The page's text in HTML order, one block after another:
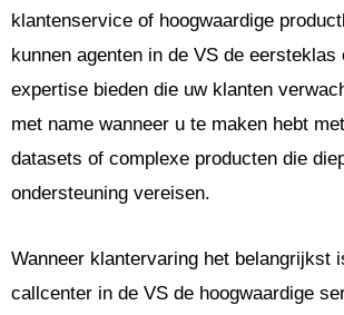
klantenservice of hoogwaardige
kunnen agenten in de VS de eersteklas
expertise bieden die uw klanten
met name wanneer u te maken hebt
datasets of complexe producten die
ondersteuning vereisen.
Wanneer klantervaring het belangrijkst
callcenter in de VS de hoogwaardige